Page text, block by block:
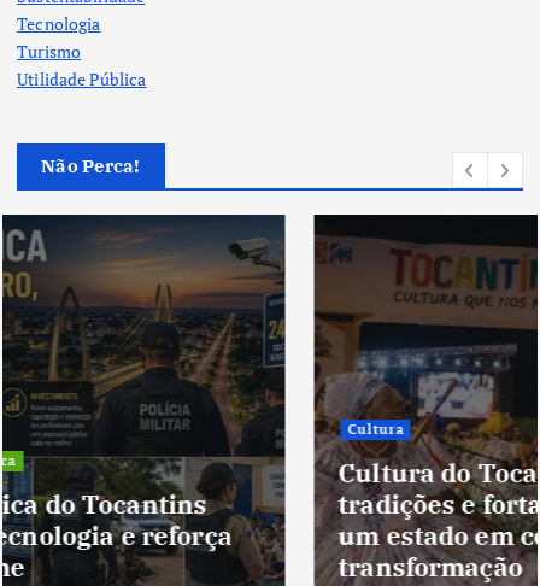
Tecnologia
Turismo
Utilidade Pública
Não Perca!
Cultura
Cultura do Tocantins preserva
tradições e fortalece identidade de
um estado em constante
transformação